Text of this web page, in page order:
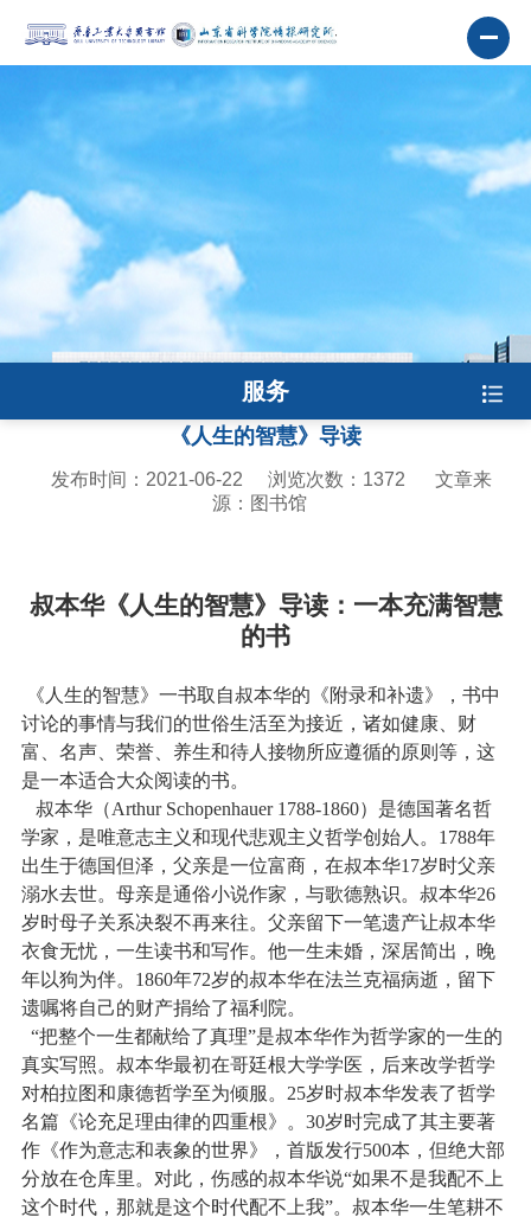
服务
《人生的智慧》导读
发布时间：2021-06-22 浏览次数： 1372
文章来
源：图书馆
叔本华《人生的智慧》导读：一本充满智慧
的书
《人生的智慧》一书取自叔本华的《附录和补遗》，书中
讨论的事情与我们的世俗生活至为接近，诸如健康、财
富、名声、荣誉、养生和待人接物所应遵循的原则等，这
是一本适合大众阅读的书。
叔本华（Arthur Schopenhauer 1788-1860）是德国著名哲
学家，是唯意志主义和现代悲观主义哲学创始人。 1788年
出生于德国但泽，父亲是一位富商，在叔本华17岁时父亲
溺水去世。母亲是通俗小说作家，与歌德熟识。叔本华26
岁时母子关系决裂不再来往。父亲留下一笔遗产让叔本华
衣食无忧，一生读书和写作。他一生未婚，深居简出，晚
年以狗为伴。 1860年72岁的叔本华在法兰克福病逝，留下
遗嘱将自己的财产捐给了福利院。
“把整个一生都献给了真理”是叔本华作为哲学家的一生的
真实写照。叔本华最初在哥廷根大学学医，后来改学哲学
对柏拉图和康德哲学至为倾服。 25岁时叔本华发表了哲学
名篇《论充足理由律的四重根》。 30岁时完成了其主要著
作《作为意志和表象的世界》，首版发行500本，但绝大部
分放在仓库里。对此，伤感的叔本华说“如果不是我配不上
这个时代，那就是这个时代配不上我”。叔本华一生笔耕不